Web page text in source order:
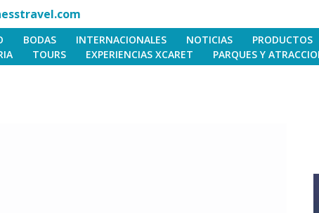
BODAS INTERNACIONALES NOTICIAS PRODUCTOS
TOURS EXPERIENCIAS XCARET PARQUES Y